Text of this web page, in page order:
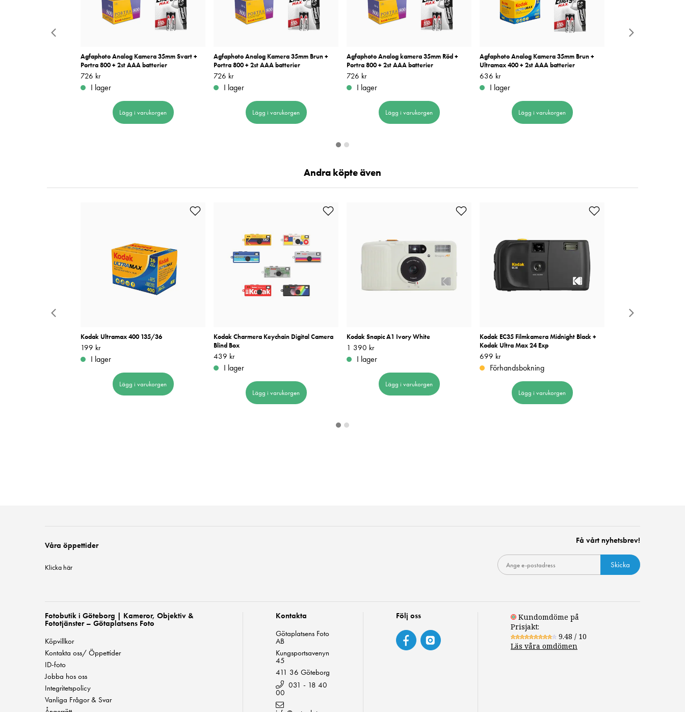
Agfaphoto Analog Kamera 35mm Svart +
Portra 800 + 2st AAA batterier
Pris: 726 kr
726 kr
I lager
Lägg i varukorgen
Agfaphoto Analog Kamera 35mm Brun +
Portra 800 + 2st AAA batterier
Pris: 726 kr
726 kr
I lager
Lägg i varukorgen
Agfaphoto Analog kamera 35mm Röd +
Portra 800 + 2st AAA batterier
Pris: 726 kr
726 kr
I lager
Lägg i varukorgen
Agfaphoto Analog Kamera 35mm Brun +
Ultramax 400 + 2st AAA batterier
Pris: 636 kr
636 kr
I lager
Lägg i varukorgen
Andra köpte även
Kodak Ultramax 400 135/36
Pris: 199 kr
199 kr
I lager
Lägg i varukorgen
Kodak Charmera Keychain Digital Camera
Blind Box
Pris: 439 kr
439 kr
I lager
Lägg i varukorgen
Kodak Snapic A1 Ivory White
Pris:1 390 kr
1 390 kr
I lager
Lägg i varukorgen
Kodak EC35 Filmkamera Midnight Black +
Kodak Ultra Max 24 Exp
Pris: 699 kr
699 kr
Förhandsbokning
Lägg i varukorgen
Våra öppettider
Klicka här
Få vårt nyhetsbrev!
Skicka
Fotobutik i Göteborg | Kameror, Objektiv &
Fototjänster – Götaplatsens Foto
Köpvillkor
Kontakta oss/ Öppettider
ID-foto
Jobba hos oss
Integritetspolicy
Vanliga Frågor & Svar
Kontakta
Götaplatsens Foto
AB
Kungsportsavenyn
45
411 36 Göteborg
031 - 18 40
00
Följ oss